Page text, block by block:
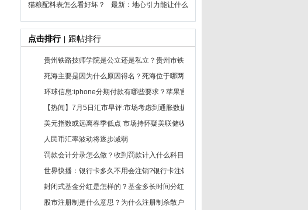
猫粮配料表怎么看好坏？关注益生菌含量更重要！最新：地心引力能让什么东西有变化？地心引力是什么？
点击排行 跟帖排行
贵州铁路技师学院是公立还是私立？贵州市铁路技工学校好不好？
死海主要是因为什么原因得名？死海位于哪两个板块交界处？
环球信息:iphone分期付款有哪些要求？苹果官网分期付款流程有哪些？
【热闻】7月5日汇市早评:市场考虑到通胀数据和英国央行的应对措施 英国房屋销量
美元指数或远离春季低点 市场持怀疑美联储收紧政策
人民币汇率波动将逐步减弱
罚款会计分录怎么做？收到罚款计入什么科目？ 每日头条
世界快播：银行卡多久不用会注销?银行卡注销里面的钱怎么办？
封闭式基金分红是怎样的？基金多长时间分红一次？
股市注册制是什么意思？为什么注册制杀散户？